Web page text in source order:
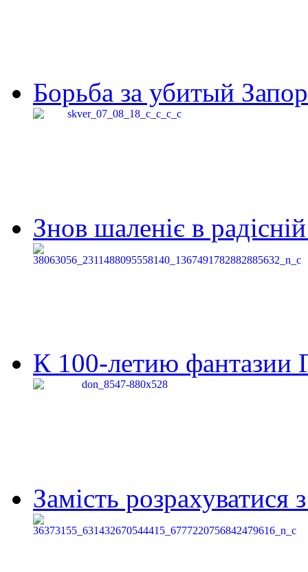
Борьба за убитый
Знов шаленіє в
К 100-летию фантазии
Замість